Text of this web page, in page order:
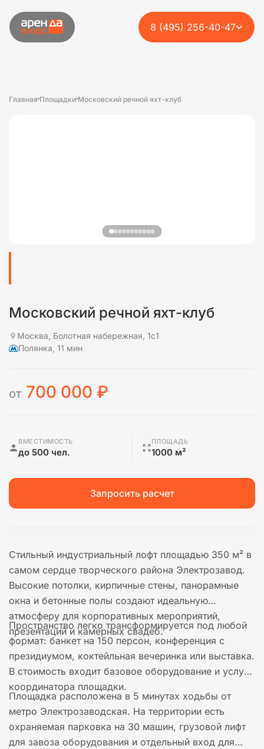
8 (495) 256-40-47
Главная Площадки Московский речной яхт-клуб
Московский речной яхт-клуб
Москва, Болотная набережная, 1с1
Полянка, 11 мин
от 700 000 ₽
ВМЕСТИМОСТЬ
до 500 чел.
ПЛОЩАДЬ
1000 м²
Запросить расчет
Стильный индустриальный лофт площадью 350 м² в
самом сердце творческого района Электрозавод.
Высокие потолки, кирпичные стены, панорамные
окна и бетонные полы создают идеальную
атмосферу для корпоративных мероприятий,
презентаций и камерных свадеб.
Пространство легко трансформируется под любой
формат: банкет на 150 персон, конференция с
президиумом, коктейльная вечеринка или выставка.
В стоимость входит базовое оборудование и услуги
координатора площадки.
Площадка расположена в 5 минутах ходьбы от
метро Электрозаводская. На территории есть
охраняемая парковка на 30 машин, грузовой лифт
для завоза оборудования и отдельный вход для